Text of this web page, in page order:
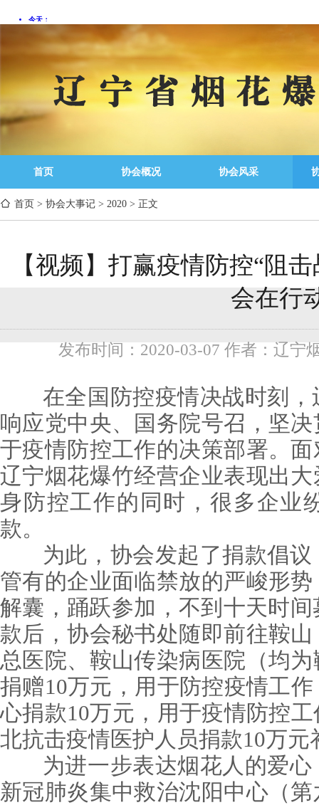
首页 协会概况 协会风采
首页 > 协会大事记 > 2020 > 正文
【视频】打赢疫情防控“阻
会在行
发布时间：2020-03-07 作者：辽宁
在全国防控疫情决战时刻，
响应党中央、国务院号召，坚
于疫情防控工作的决策部署。
辽宁烟花爆竹经营企业表现出
身防控工作的同时，很多企业
款。
为此，协会发起了捐款倡议
管有的企业面临禁放的严峻形
解囊，踊跃参加，不到十天时
款后，协会秘书处随即前往鞍
总医院、鞍山传染病医院（均
捐赠10万元，用于防控疫情工
心捐款10万元，用于疫情防控
北抗击疫情医护人员捐款10万元
为进一步表达烟花人的爱心
新冠肺炎集中救治沈阳中心（